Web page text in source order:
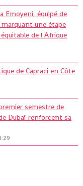
Emoyeni, équipé de
une étape
de l'Afrique
de Capraci en Côte
semestre de
Dubaï renforcent sa